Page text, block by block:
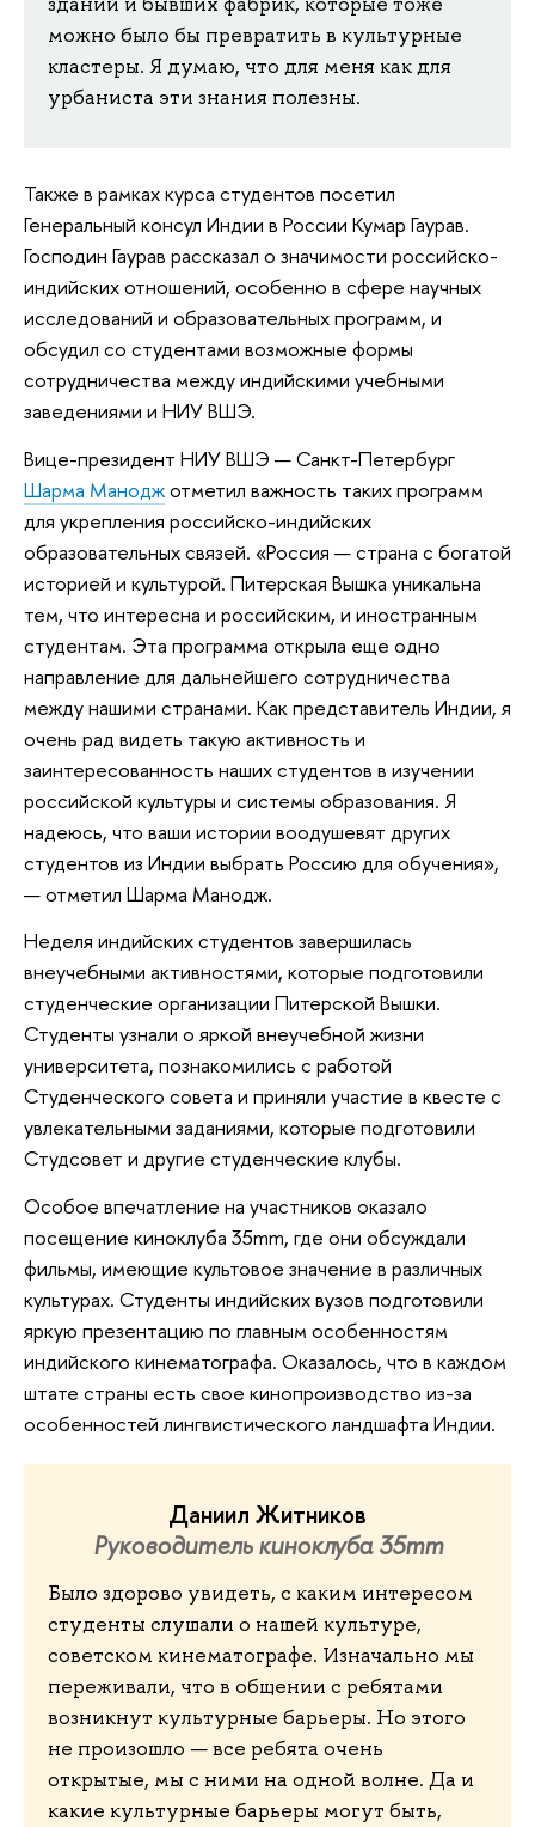
можно было бы превратить в культурные
кластеры. Я думаю, что для меня как для
урбаниста эти знания полезны.
Также в рамках курса студентов посетил
Генеральный консул Индии в России Кумар Гаурав.
Господин Гаурав рассказал о значимости российско-
индийских отношений, особенно в сфере научных
исследований и образовательных программ, и
обсудил со студентами возможные формы
сотрудничества между индийскими учебными
заведениями и НИУ ВШЭ.
Вице-президент НИУ ВШЭ — Санкт-Петербург
Шарма Маноджотметил важность таких программ
для укрепления российско-индийских
образовательных связей. «Россия — страна с богатой
историей и культурой. Питерская Вышка уникальна
тем, что интересна и российским, и иностранным
студентам. Эта программа открыла еще одно
направление для дальнейшего сотрудничества
между нашими странами. Как представитель Индии, я
очень рад видеть такую активность и
заинтересованность наших студентов в изучении
российской культуры и системы образования. Я
надеюсь, что ваши истории воодушевят других
студентов из Индии выбрать Россию для обучения»,
— отметил Шарма Манодж.
Неделя индийских студентов завершилась
внеучебными активностями, которые подготовили
студенческие организации Питерской Вышки.
Студенты узнали о яркой внеучебной жизни
университета, познакомились с работой
Студенческого совета и приняли участие в квесте с
увлекательными заданиями, которые подготовили
Студсовет и другие студенческие клубы.
Особое впечатление на участников оказало
посещение киноклуба 35mm, где они обсуждали
фильмы, имеющие культовое значение в различных
культурах. Студенты индийских вузов подготовили
яркую презентацию по главным особенностям
индийского кинематографа. Оказалось, что в каждом
штате страны есть свое кинопроизводство из-за
особенностей лингвистического ландшафта Индии.
Даниил Житников
Руководитель киноклуба 35mm
Было здорово увидеть, с каким интересом
студенты слушали о нашей культуре,
советском кинематографе. Изначально мы
переживали, что в общении с ребятами
возникнут культурные барьеры. Но этого
не произошло — все ребята очень
открытые, мы с ними на одной волне. Да и
какие культурные барьеры могут быть,